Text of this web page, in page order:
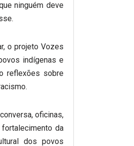
ninguém deve
o projeto Vozes
indígenas e
reflexões sobre
oficinas,
da
dos povos